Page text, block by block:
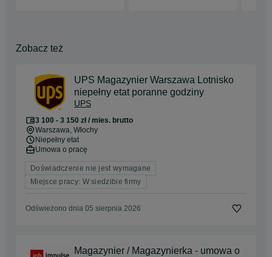
Zobacz też
UPS Magazynier Warszawa Lotnisko
niepełny etat poranne godziny
UPS
3 100 - 3 150 zł / mies. brutto
Warszawa, Włochy
Niepełny etat
Umowa o pracę
Doświadczenie nie jest wymagane
Miejsce pracy: W siedzibie firmy
Odświeżono dnia 05 sierpnia 2026
Magazynier / Magazynierka - umowa o